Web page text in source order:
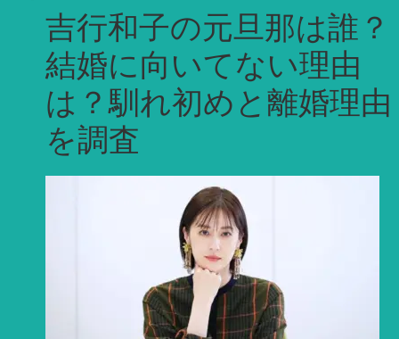
吉行和子の元旦那は誰？
結婚に向いてない理由
は？馴れ初めと離婚理由
を調査